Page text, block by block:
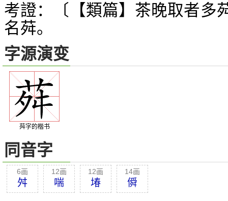
考證：〔【類篇】茶晚取者
名荈。
字源演变
荈字的楷书
同音字
6画
舛
12画
喘
12画
堾
14画
僢